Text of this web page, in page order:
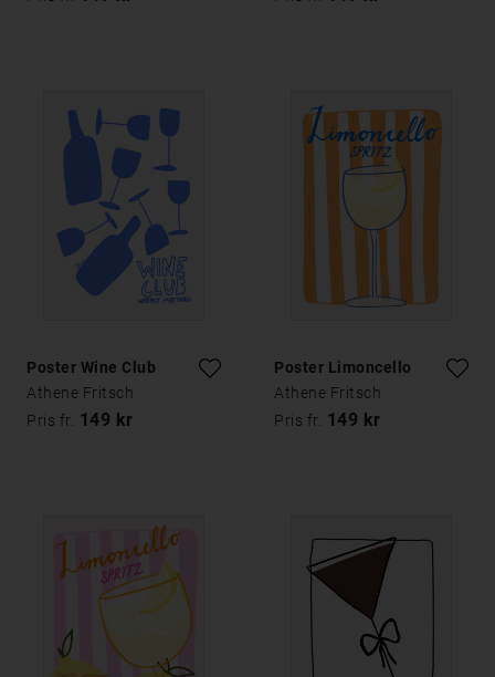
Poster Wine Club
Athene Fritsch
Pris fr. 149 kr
Poster Limoncello
Athene Fritsch
Pris fr. 149 kr